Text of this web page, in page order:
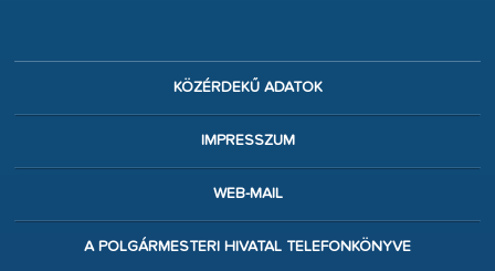
KÖZÉRDEKŰ ADATOK
IMPRESSZUM
WEB-MAIL
A POLGÁRMESTERI HIVATAL TELEFONKÖNYVE